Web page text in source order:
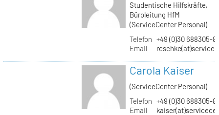
Studentische Hilfskräfte,
Büroleitung HfM
(ServiceCenter Personal)
Telefon +49 (0)30 688305-
Email
Carola Kaiser
(ServiceCenter Personal)
Telefon +49 (0)30 688305-
Email